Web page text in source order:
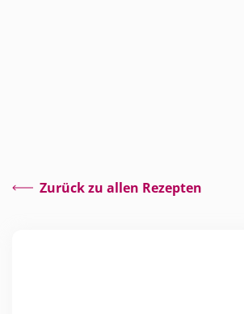
Zurück zu allen Rezepten